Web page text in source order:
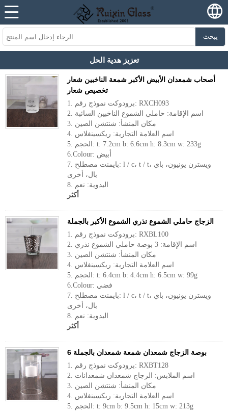
يبحث
تعزيز هدية الحل
أصحاب شمعدان الأبيض الأكبر شمعة الناخبين شعار
تخصيص شعار
1. برودوكت نموذج رقم: RXCH093
2. اسم الإقامة: حاملي الشموع الناخبين السائبة
3. مكان المنشأ: شنتشن الصين
4. اسم العلامة التجارية: ريكسينغلاس
5. الحجم: t: 7.2cm b: 6.6cm h: 8.3cm w: 233g
6.Colour: أبيض
7. بايمنت مصطلح: l / c، t / t، ويسترن يونيون، باي
بال، أخرى
8. اليدوية: نعم
أكثر
الزجاج حاملي الشموع نذري الشموع الأكبر بالجملة
1. برودوكت نموذج رقم: RXBL100
2. اسم الإقامة: 3 بوصة حاملي الشموع نذري
3. مكان المنشأ: شنتشن الصين
4. اسم العلامة التجارية: ريكسينغلاس
5. الحجم: t: 6.4cm b: 4.4cm h: 6.5cm w: 99g
6.Colour: فضي
7. بايمنت مصطلح: l / c، t / t، ويسترن يونيون، باي
بال، أخرى
8. اليدوية: نعم
أكثر
6 بوصة الزجاج شمعدان شمعة شمعدان بالجملة
1. برودوكت نموذج رقم: RXBT128
2. اسم الملابس: الزجاج شمعدان شمعدانات
3. مكان المنشأ: شنتشن الصين
4. اسم العلامة التجارية: ريكسينغلاس
5. الحجم: t: 9cm b: 9.5cm h: 15cm w: 213g